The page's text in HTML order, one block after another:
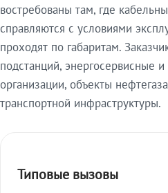
востребованы там, где
справляются с условиями
проходят по габаритам.
подстанций, энергосервисные
организации, объекты
транспортной инфраструктуры.
Типовые вызовы